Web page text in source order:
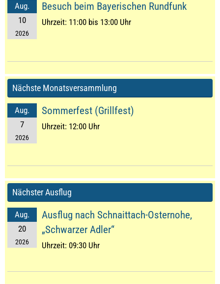
Aug.
10
2026
Besuch beim Bayerischen Rundfunk
Uhrzeit: 11:00 bis 13:00 Uhr
Nächste Monatsversammlung
Aug.
7
2026
Sommerfest (Grillfest)
Uhrzeit: 12:00 Uhr
Nächster Ausflug
Aug.
20
2026
Ausflug nach Schnaittach-Osternohe,
„Schwarzer Adler“
Uhrzeit: 09:30 Uhr